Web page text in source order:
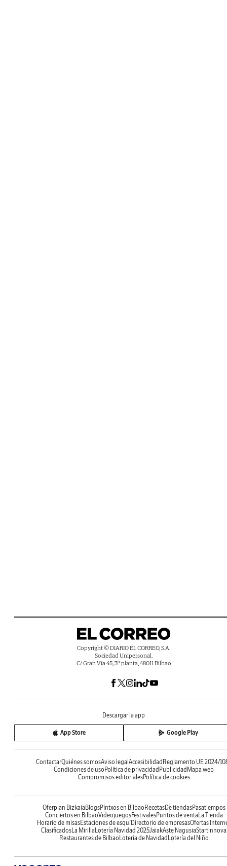
Copyright © DIARIO EL CORREO, S.A.
Sociedad Unipersonal.
C/ Gran Vía 45, 3ª planta, 48011 Bilbao
Descargar la app
App Store Google Play
ContactarQuiénes somosAviso legalAccesibilidadReglamento UE 2024/
Condiciones de usoPolítica de privacidadPublicidadMapa web
Compromisos editorialesPolítica de cookies
Oferplan BizkaiaBlogsPintxos en BilbaoRecetasDe tiendasPasatiempos
Conciertos en BilbaoVideojuegosFestivalesPuntos de ventaLa Tienda
Horario de misasEstaciones de esquíDirectorio de empresasOfertas
ClasificadosLa MirillaLotería Navidad 2025JaiakAste NagusiaStartinnova
Restaurantes de BilbaoLotería de NavidadLotería del Niño